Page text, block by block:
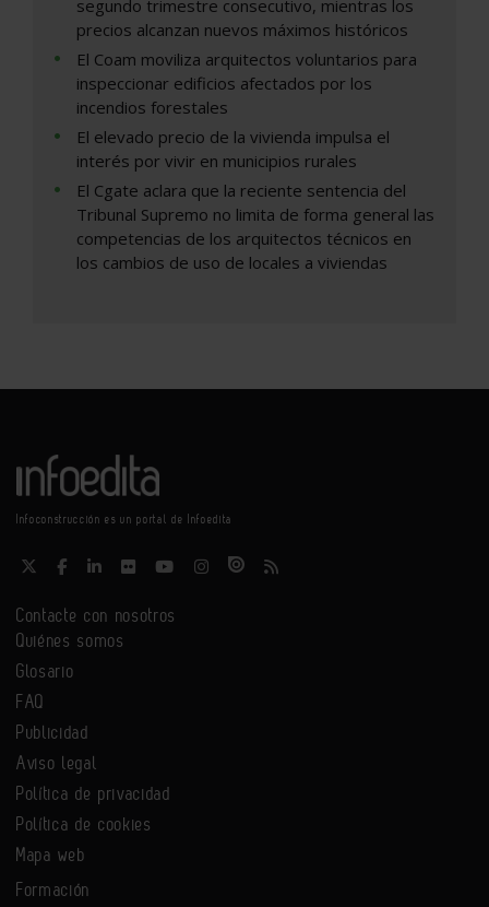
segundo trimestre consecutivo, mientras los
precios alcanzan nuevos máximos históricos
El Coam moviliza arquitectos voluntarios para
inspeccionar edificios afectados por los
incendios forestales
El elevado precio de la vivienda impulsa el
interés por vivir en municipios rurales
El Cgate aclara que la reciente sentencia del
Tribunal Supremo no limita de forma general las
competencias de los arquitectos técnicos en
los cambios de uso de locales a viviendas
Infoconstrucción es un portal de Infoedita
Contacte con nosotros
Quiénes somos
Glosario
FAQ
Publicidad
Aviso legal
Política de privacidad
Política de cookies
Mapa web
Formación